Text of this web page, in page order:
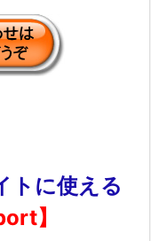
トに使える
】